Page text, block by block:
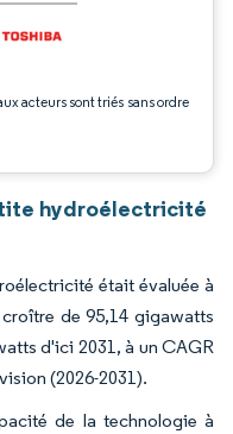
acteurs sont triés sans ordre
hydroélectricité
était évaluée à
de 95,14 gigawatts
d'ici 2031, à un CAGR
(2026-2031).
de la technologie à